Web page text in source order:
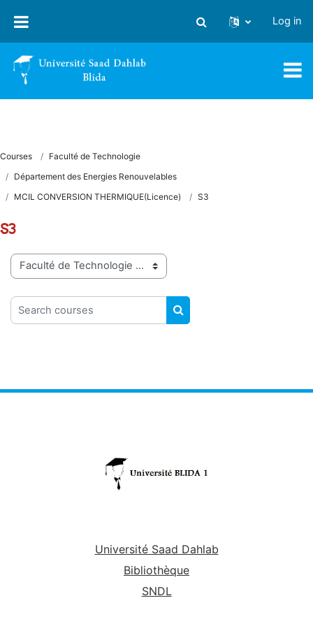
Toggle search input
Log in
Courses
Faculté de Technologie
Département des Energies Renouvelables
MCIL CONVERSION THERMIQUE(Licence)
S3
S3
Course categories
Search courses
SEARCH COURSES
Université Saad Dahlab
Bibliothèque
SNDL